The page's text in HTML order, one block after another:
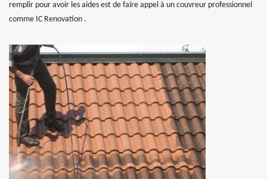
remplir pour avoir les aides est de faire appel à un couvreur professionnel
comme IC Renovation .